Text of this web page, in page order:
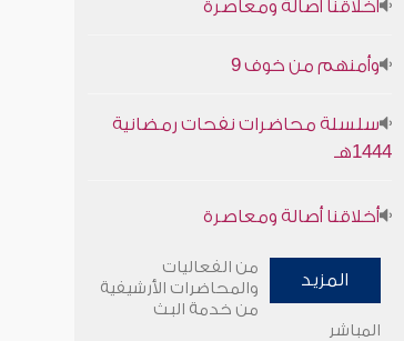
1444هـ
سلسلة محاضرات نفحات رمضانية
1444هـ
المزيد
من الفعاليات
والمحاضرات الأرشيفية
من خدمة البث
المباشر